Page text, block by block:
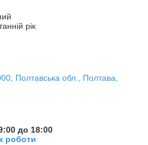
рік
Полтавська обл., Полтава,
до 18:00
роботи